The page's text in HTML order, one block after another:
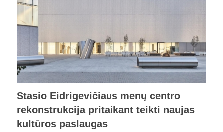
Stasio Eidrigevičiaus menų centro
rekonstrukcija pritaikant teikti naujas
kultūros paslaugas